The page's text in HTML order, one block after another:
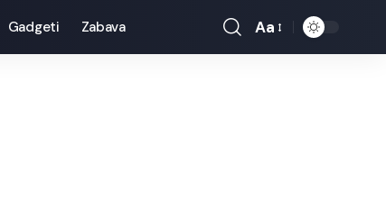
Gadgeti Zabava
Font
Aa